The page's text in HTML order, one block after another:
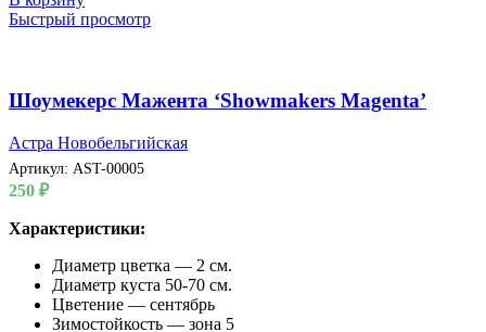
Быстрый просмотр
Шоумекерс Мажента ‘Showmakers Magenta’
Астра Новобельгийская
Артикул: AST-00005
250 ₽
Характеристики:
Диаметр цветка — 2 см.
Диаметр куста 50-70 см.
Цветение — сентябрь
Зимостойкость — зона 5